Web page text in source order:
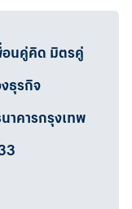
อนคู่คิด มิตรคู่
ธุรกิจ
าคารกรุงเทพ